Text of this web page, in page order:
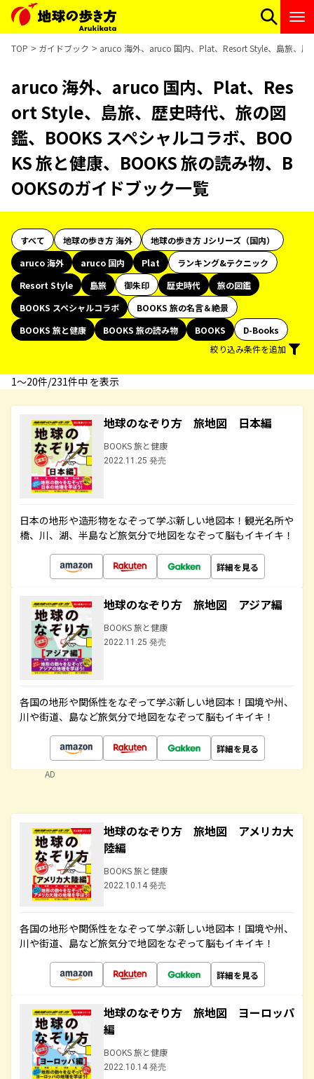
TOP ガイドブック aruco 海外、aruco 国内、Plat、Resort Style、島旅、歴
aruco 海外、aruco 国内、Plat、Res
ort Style、島旅、歴史時代、旅の図
鑑、BOOKS スペシャルコラボ、BOO
KS 旅と健康、BOOKS 旅の読み物、B
OOKSのガイドブック一覧
すべて 地球の歩き方 海外
地球の歩き方 Jシリーズ（国内）
aruco 海外
aruco 国内 Plat
ランキング&テクニック
Resort Style
島旅 御朱印 歴史時代
旅の図鑑
BOOKS スペシャルコラボ
BOOKS 旅の名言＆絶景
BOOKS 旅と健康
BOOKS 旅の読み物 BOOKS
D-Books
絞り込み条件を追加
1〜20件/231件中 を表示
地球のなぞり方 旅地図 日本編
BOOKS 旅と健康
2022.11.25 発売
日本の地形や造形物をなぞって学ぶ新しい地図本！観光名所や
橋、川、湖、半島など旅気分で地図をなぞって脳もイキイキ！
詳細を見る
地球のなぞり方 旅地図 アジア編
BOOKS 旅と健康
2022.11.25 発売
各国の地形や関係性をなぞって学ぶ新しい地図本！国境や州、
川や街道、島など旅気分で地図をなぞって脳もイキイキ！
詳細を見る
AD
地球のなぞり方 旅地図 アメリカ大
陸編
BOOKS 旅と健康
2022.10.14 発売
各国の地形や関係性をなぞって学ぶ新しい地図本！国境や州、
川や街道、島など旅気分で地図をなぞって脳もイキイキ！
詳細を見る
地球のなぞり方 旅地図 ヨーロッパ
編
BOOKS 旅と健康
2022.10.14 発売